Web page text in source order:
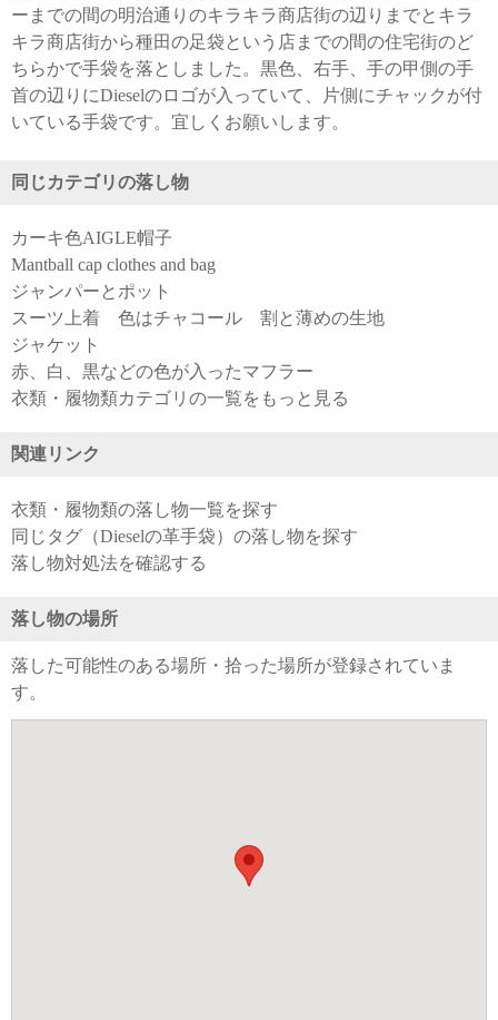
ーまでの間の明治通りのキラキラ商店街の辺りまでとキラ
キラ商店街から種田の足袋という店までの間の住宅街のど
ちらかで手袋を落としました。黒色、右手、手の甲側の手
首の辺りにDieselのロゴが入っていて、片側にチャックが付
いている手袋です。宜しくお願いします。
同じカテゴリの落し物
カーキ色AIGLE帽子
Mantball cap clothes and bag
ジャンパーとポット
スーツ上着 色はチャコール 割と薄めの生地
ジャケット
赤、白、黒などの色が入ったマフラー
衣類・履物類カテゴリの一覧をもっと見る
関連リンク
衣類・履物類の落し物一覧を探す
同じタグ（Dieselの革手袋）の落し物を探す
落し物対処法を確認する
落し物の場所
落した可能性のある場所・拾った場所が登録されていま
す。